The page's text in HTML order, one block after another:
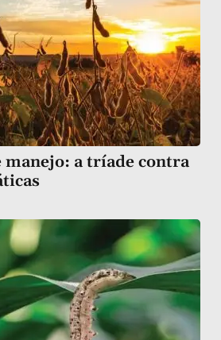
manejo: a tríade contra